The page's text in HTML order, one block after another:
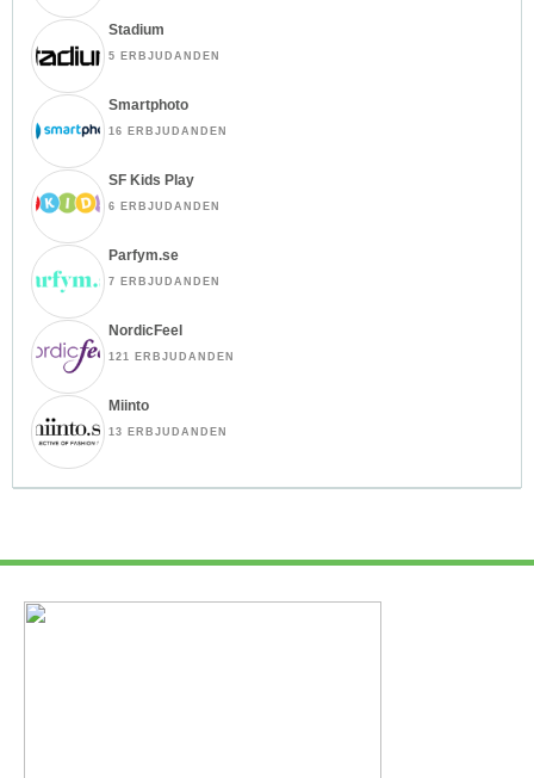
Stadium
5 ERBJUDANDEN
Smartphoto
16 ERBJUDANDEN
SF Kids Play
6 ERBJUDANDEN
Parfym.se
7 ERBJUDANDEN
NordicFeel
121 ERBJUDANDEN
Miinto
13 ERBJUDANDEN